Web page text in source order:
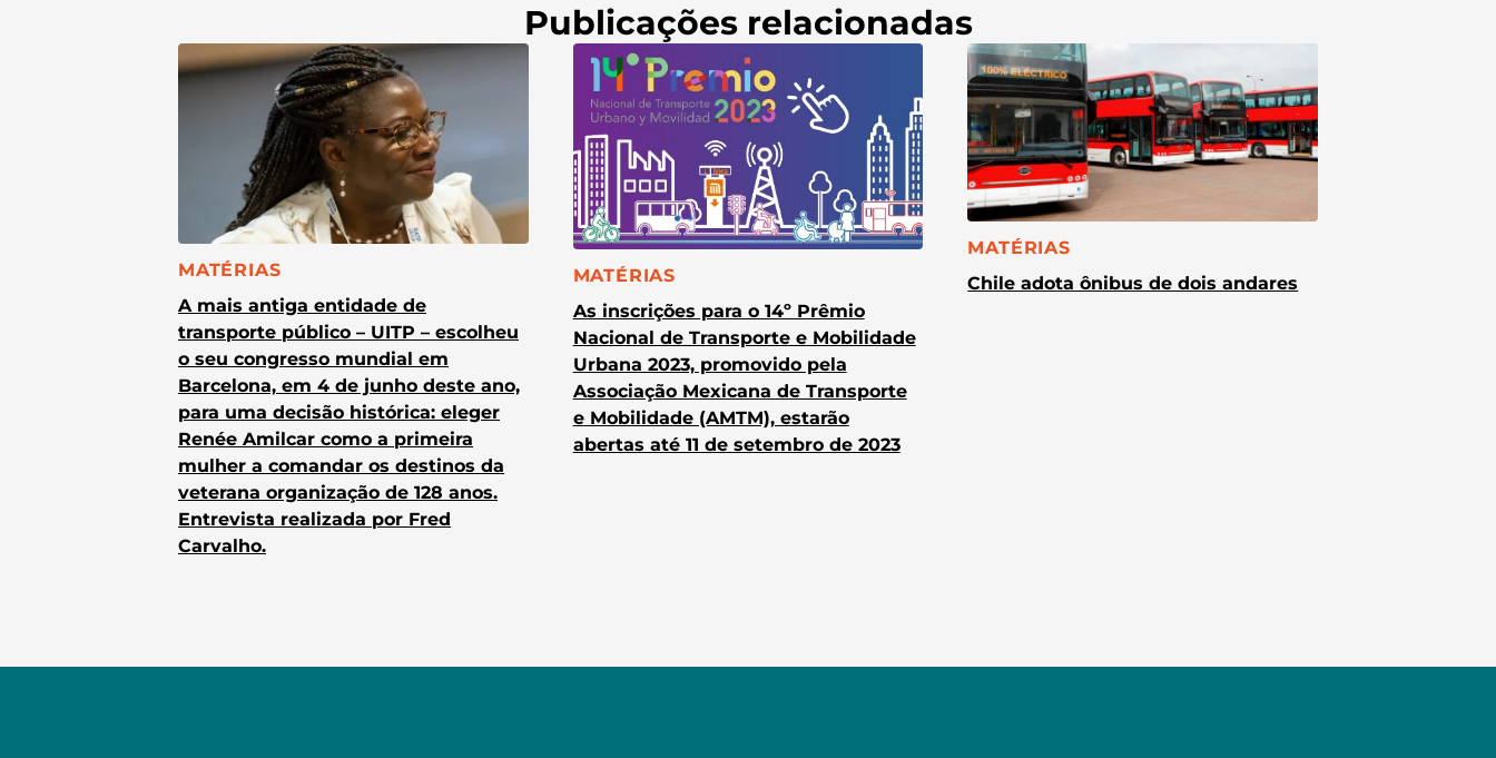
Publicações relacionadas
CATEGORIA:
MATÉRIAS
A mais antiga entidade de
transporte público – UITP – escolheu
o seu congresso mundial em
Barcelona, em 4 de junho deste ano,
para uma decisão histórica: eleger
Renée Amilcar como a primeira
mulher a comandar os destinos da
veterana organização de 128 anos.
Entrevista realizada por Fred
Carvalho.
CATEGORIA:
MATÉRIAS
As inscrições para o 14º Prêmio
Nacional de Transporte e Mobilidade
Urbana 2023, promovido pela
Associação Mexicana de Transporte
e Mobilidade (AMTM), estarão
abertas até 11 de setembro de 2023
CATEGORIA:
MATÉRIAS
Chile adota ônibus de dois andares